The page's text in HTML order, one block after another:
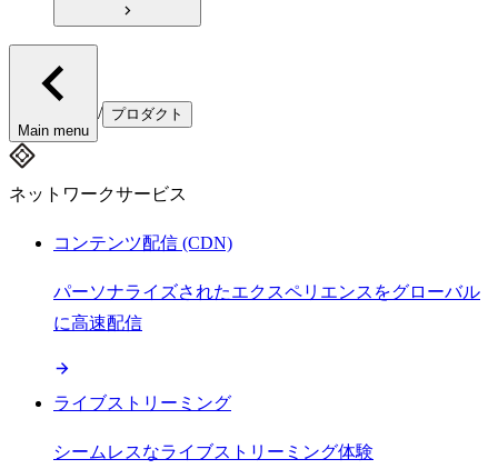
Main menu
/ プロダクト
ネットワークサービス
コンテンツ配信 (CDN)
パーソナライズされたエクスペリエンスをグローバル
に高速配信
ライブストリーミング
シームレスなライブストリーミング体験